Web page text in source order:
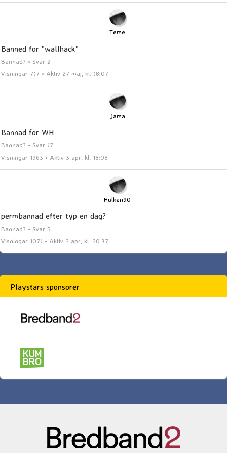
Teme
Banned for "wallhack"
Bannad? • Svar 2
Visningar 717 • Aktiv 27 maj, kl. 18:07
Jama
Bannad for WH
Bannad? • Svar 17
Visningar 1963 • Aktiv 3 apr, kl. 18:08
Hulken90
permbannad efter typ en dag?
Bannad? • Svar 5
Visningar 1071 • Aktiv 2 apr, kl. 20:37
Playstars sponsorer